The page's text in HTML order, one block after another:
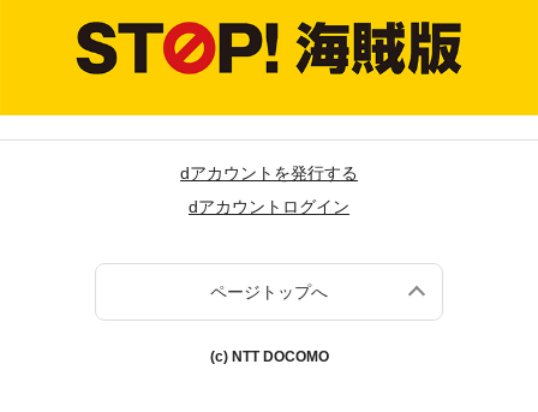
dアカウントを発行する
dアカウントログイン
ページトップへ
(c) NTT DOCOMO